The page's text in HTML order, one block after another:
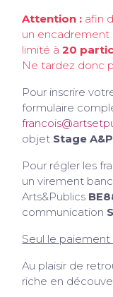
Attention : afin
un encadrement
limité à20
Ne tardez donc
Pour inscrire
formulaire
objet Stage
Pour régler les
un virement
Arts&Publics
communication
Seul le paiement
Au plaisir de
riche en